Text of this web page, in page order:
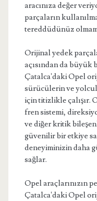
aracınıza değer
parçaların
tereddüdünüz
Orijinal yedek
açısından da büyük
Çatalca'daki Opel
sürücülerin ve
için titizlikle çalışır.
fren sistemi,
ve diğer kritik
güvenilir bir etkiye
deneyiminizin daha
sağlar.
Opel araçlarınızın
Çatalca'daki Opel